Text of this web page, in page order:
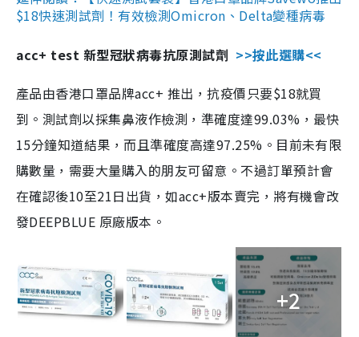
$18快速測試劑！有效檢測Omicron、Delta變種病毒
acc+ test 新型冠狀病毒抗原測試劑 >>按此選購<<
產品由香港口罩品牌acc+ 推出，抗疫價只要$18就買
到。測試劑以採集鼻液作檢測，準確度達99.03%，最快
15分鐘知道結果，而且準確度高達97.25%。目前未有限
購數量，需要大量購入的朋友可留意。不過訂單預計會
在確認後10至21日出貨，如acc+版本賣完，將有機會改
發DEEPBLUE 原廠版本。
+2